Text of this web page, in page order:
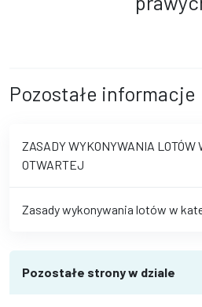
Pozostałe informacje
ZASADY WYKONYWANIA LOTÓW
OTWARTEJ
Zasady wykonywania lotów w
Pozostałe strony w dziale